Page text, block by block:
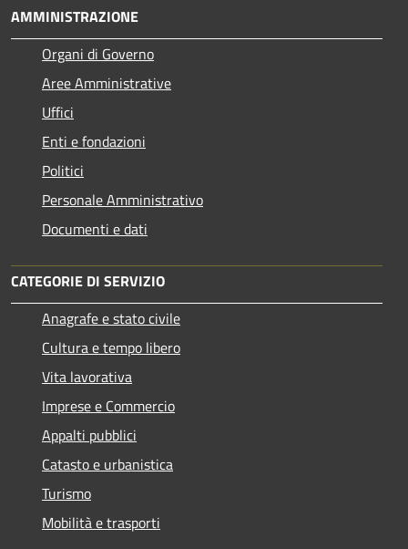
AMMINISTRAZIONE
Organi di Governo
Aree Amministrative
Uffici
Enti e fondazioni
Politici
Personale Amministrativo
Documenti e dati
CATEGORIE DI SERVIZIO
Anagrafe e stato civile
Cultura e tempo libero
Vita lavorativa
Imprese e Commercio
Appalti pubblici
Catasto e urbanistica
Turismo
Mobilità e trasporti